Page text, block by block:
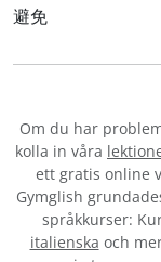
避免
Om du har
kolla in våra
ett gratis online
Gymglish
språkkurser:
italienska och